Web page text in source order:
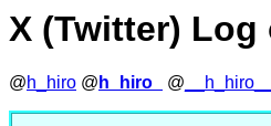
X (Twitter) Log
@h_hiro @ h_hiro_ @ __h_hiro__